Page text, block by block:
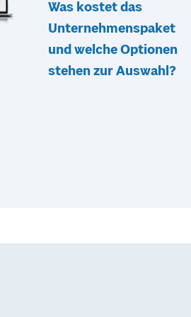
Was kostet das
Unternehmenspaket
und welche Optionen
stehen zur Auswahl?